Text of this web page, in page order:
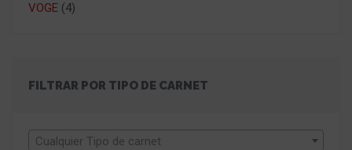
VOGE (4)
FILTRAR POR TIPO DE CARNET
Cualquier Tipo de carnet